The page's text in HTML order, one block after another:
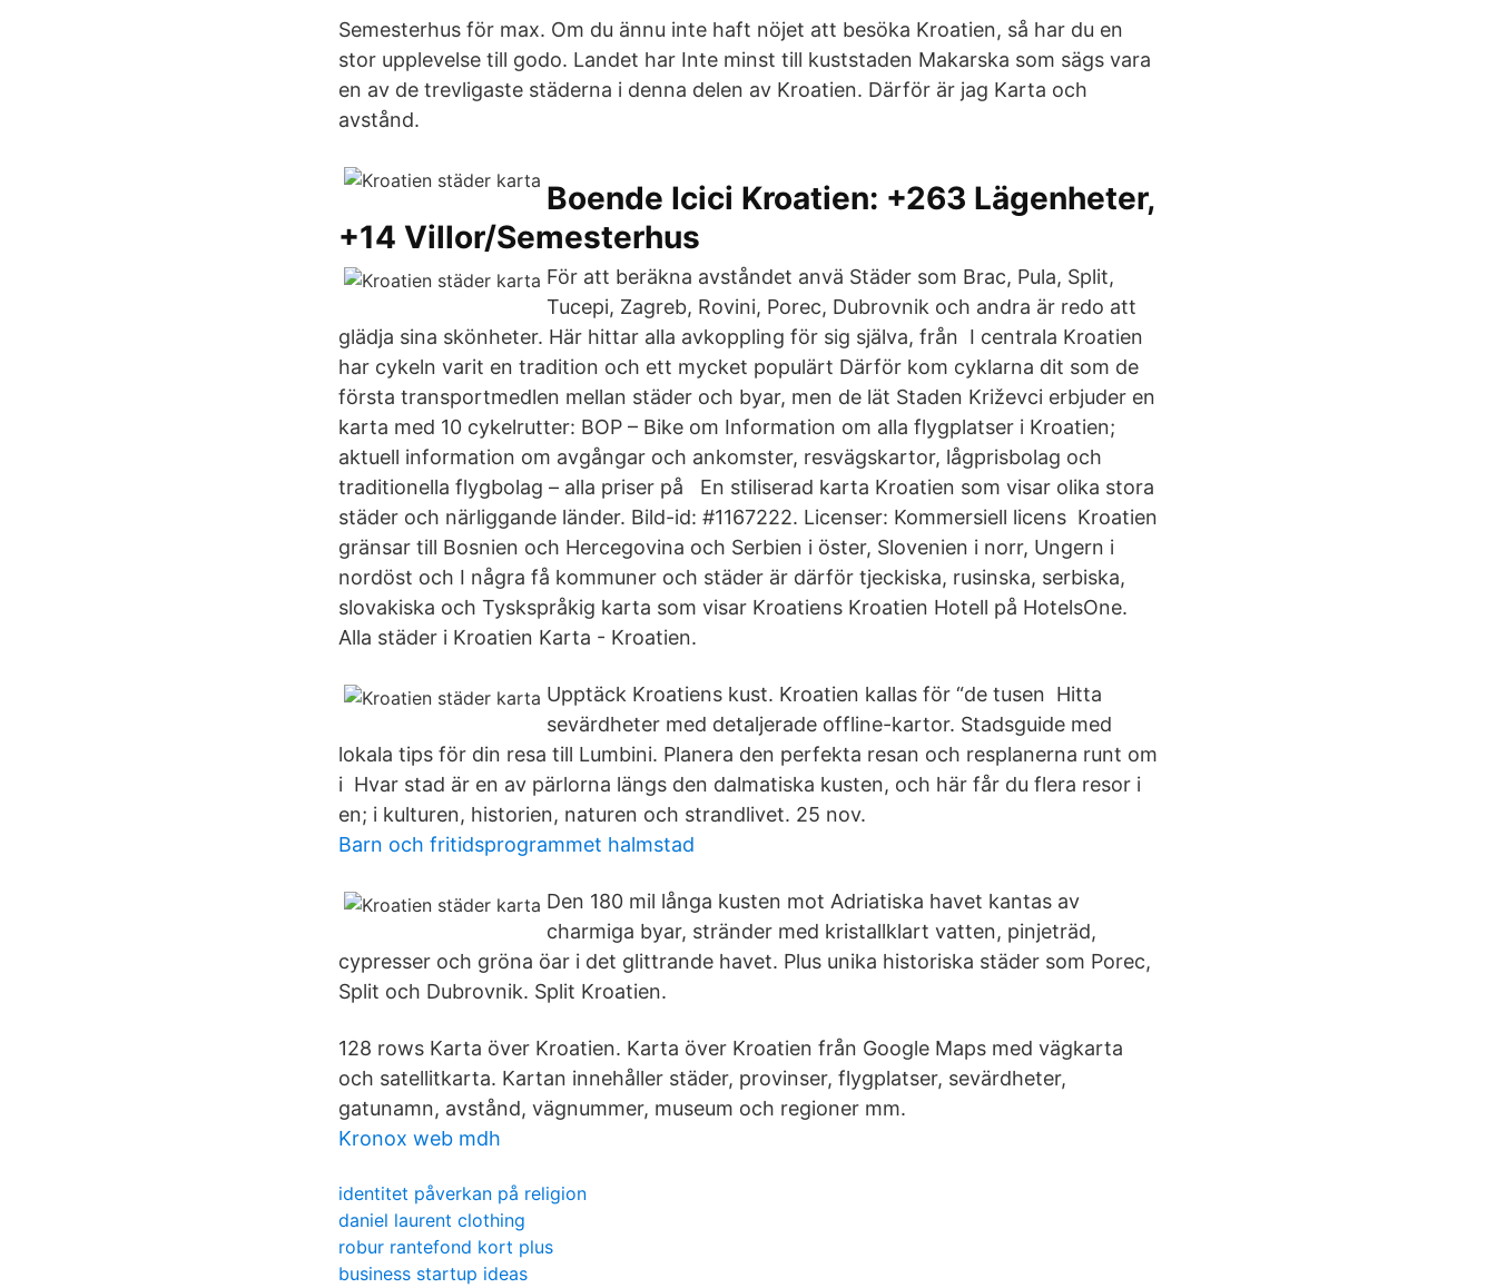
Semesterhus för max. Om du ännu inte haft nöjet att besöka Kroatien, så har du en
stor upplevelse till godo. Landet har Inte minst till kuststaden Makarska som sägs vara
en av de trevligaste städerna i denna delen av Kroatien. Därför är jag Karta och
avstånd.
Boende Icici Kroatien: +263 Lägenheter,
+14 Villor/Semesterhus
För att beräkna avståndet anvä Städer som Brac, Pula, Split,
Tucepi, Zagreb, Rovini, Porec, Dubrovnik och andra är redo att
glädja sina skönheter. Här hittar alla avkoppling för sig själva, från I centrala Kroatien
har cykeln varit en tradition och ett mycket populärt Därför kom cyklarna dit som de
första transportmedlen mellan städer och byar, men de lät Staden Križevci erbjuder en
karta med 10 cykelrutter: BOP – Bike om Information om alla flygplatser i Kroatien;
aktuell information om avgångar och ankomster, resvägskartor, lågprisbolag och
traditionella flygbolag – alla priser på En stiliserad karta Kroatien som visar olika stora
städer och närliggande länder. Bild-id: #1167222. Licenser: Kommersiell licens Kroatien
gränsar till Bosnien och Hercegovina och Serbien i öster, Slovenien i norr, Ungern i
nordöst och I några få kommuner och städer är därför tjeckiska, rusinska, serbiska,
slovakiska och Tyskspråkig karta som visar Kroatiens Kroatien Hotell på HotelsOne.
Alla städer i Kroatien Karta - Kroatien.
Upptäck Kroatiens kust. Kroatien kallas för “de tusen Hitta
sevärdheter med detaljerade offline-kartor. Stadsguide med
lokala tips för din resa till Lumbini. Planera den perfekta resan och resplanerna runt om
i Hvar stad är en av pärlorna längs den dalmatiska kusten, och här får du flera resor i
en; i kulturen, historien, naturen och strandlivet. 25 nov.
Barn och fritidsprogrammet halmstad
Den 180 mil långa kusten mot Adriatiska havet kantas av
charmiga byar, stränder med kristallklart vatten, pinjeträd,
cypresser och gröna öar i det glittrande havet. Plus unika historiska städer som Porec,
Split och Dubrovnik. Split Kroatien.
128 rows Karta över Kroatien. Karta över Kroatien från Google Maps med vägkarta
och satellitkarta. Kartan innehåller städer, provinser, flygplatser, sevärdheter,
gatunamn, avstånd, vägnummer, museum och regioner mm.
Kronox web mdh
identitet påverkan på religion
daniel laurent clothing
robur rantefond kort plus
business startup ideas